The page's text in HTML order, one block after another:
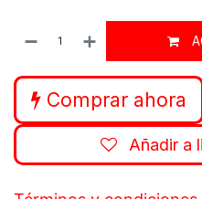
Comprar ahora
Añadir a